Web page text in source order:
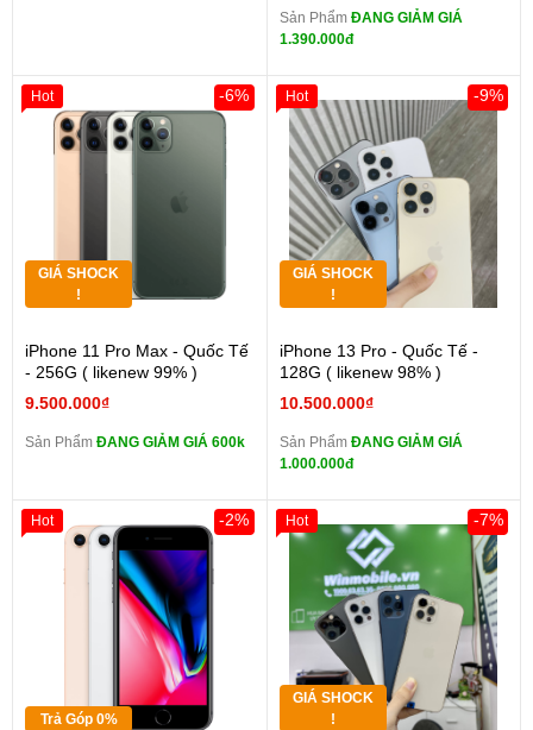
Sản Phẩm ĐANG GIẢM GIÁ
1.390.000đ
GIÁ SHOCK
!
iPhone 11 Pro Max - Quốc Tế
- 256G ( likenew 99% )
9.500.000₫
-6%
Sản Phẩm ĐANG GIẢM GIÁ 600k
Hot
GIÁ SHOCK
!
iPhone 13 Pro - Quốc Tế -
128G ( likenew 98% )
10.500.000₫
-9%
Sản Phẩm ĐANG GIẢM GIÁ
1.000.000đ
Hot
Trả Góp 0%
-2%
Hot
GIÁ SHOCK
!
-7%
Hot